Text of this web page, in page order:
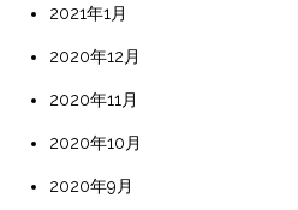
2021年1月
2020年12月
2020年11月
2020年10月
2020年9月